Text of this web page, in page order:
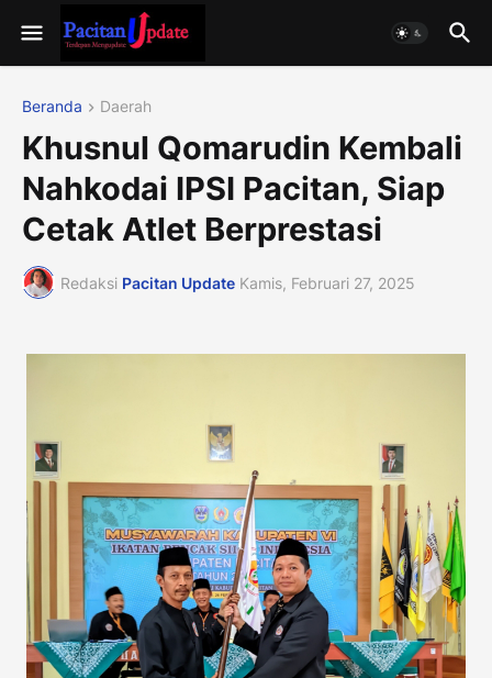
Beranda Daerah
Khusnul Qomarudin Kembali
Nahkodai IPSI Pacitan, Siap
Cetak Atlet Berprestasi
Redaksi Pacitan Update Kamis, Februari 27, 2025